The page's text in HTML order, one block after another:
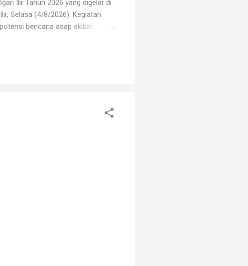
Ilir Tahun 2026 yang digelar di
Selasa (4/8/2026). Kegiatan
bencana asap akibat
berbagai elemen masyarakat.
Karhutla, mulai dari